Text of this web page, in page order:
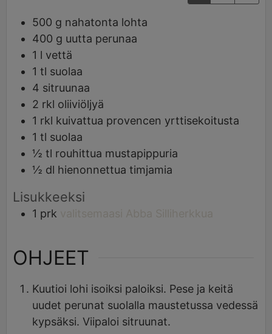
500 g nahatonta lohta
400 g uutta perunaa
1 l vettä
1 tl suolaa
4 sitruunaa
2 rkl oliiviöljyä
1 rkl kuivattua provencen yrttisekoitusta
1 tl suolaa
½ tl rouhittua mustapippuria
½ dl hienonnettua timjamia
Lisukkeeksi
1 prk
OHJEET
Kuutioi lohi isoiksi paloiksi. Pese ja keitä
uudet perunat suolalla maustetussa vedessä
kypsäksi. Viipaloi sitruunat.